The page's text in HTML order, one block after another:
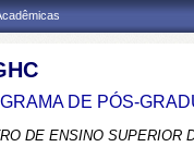
DE PÓS-
DE ENSINO SUPERIOR